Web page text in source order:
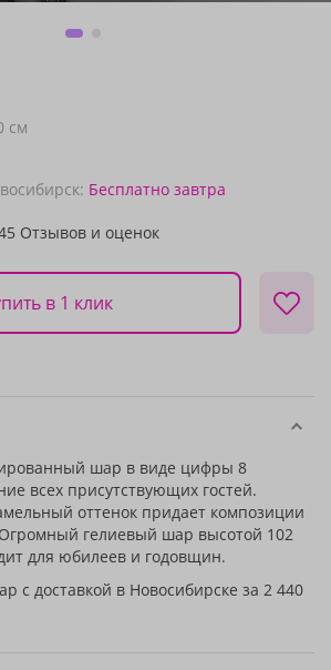
см
Бесплатно завтра
Отзывов и оценок
в 1 клик
шар в виде цифры 8
всех присутствующих гостей.
оттенок придает композиции
гелиевый шар высотой 102
для юбилеев и годовщин.
с доставкой в Новосибирске за 2 440